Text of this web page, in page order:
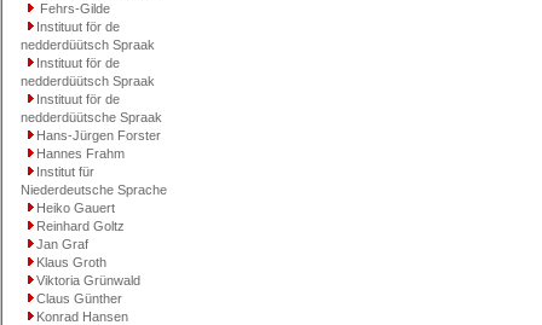
Fehrs-Gilde
Instituut för de
nedderdüütsch Spraak
Instituut för de
nedderdüütsch Spraak
Instituut för de
nedderdüütsche Spraak
Hans-Jürgen Forster
Hannes Frahm
Institut für
Niederdeutsche Sprache
Heiko Gauert
Reinhard Goltz
Jan Graf
Klaus Groth
Viktoria Grünwald
Claus Günther
Konrad Hansen